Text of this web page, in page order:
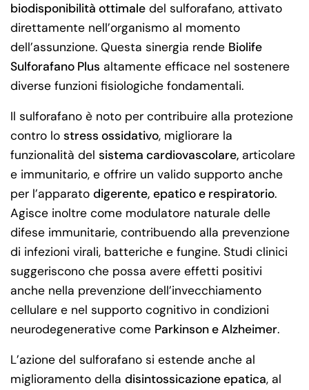
biodisponibilità ottimale del sulforafano, attivato
direttamente nell’organismo al momento
dell’assunzione. Questa sinergia rende Biolife
Sulforafano Plus altamente efficace nel sostenere
diverse funzioni fisiologiche fondamentali.
Il sulforafano è noto per contribuire alla protezione
contro lo stress ossidativo, migliorare la
funzionalità del sistema cardiovascolare, articolare
e immunitario, e offrire un valido supporto anche
per l’apparato digerente, epatico e respiratorio.
Agisce inoltre come modulatore naturale delle
difese immunitarie, contribuendo alla prevenzione
di infezioni virali, batteriche e fungine. Studi clinici
suggeriscono che possa avere effetti positivi
anche nella prevenzione dell’invecchiamento
cellulare e nel supporto cognitivo in condizioni
neurodegenerative come Parkinson e Alzheimer.
L’azione del sulforafano si estende anche al
miglioramento della disintossicazione epatica, al